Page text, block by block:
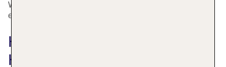
Winter verströmen die verschiedenen Weihnachtsmärkte
einen ganz besonderen Zauber.
Häufig gestellte Fragen zu
Hamburg nach München